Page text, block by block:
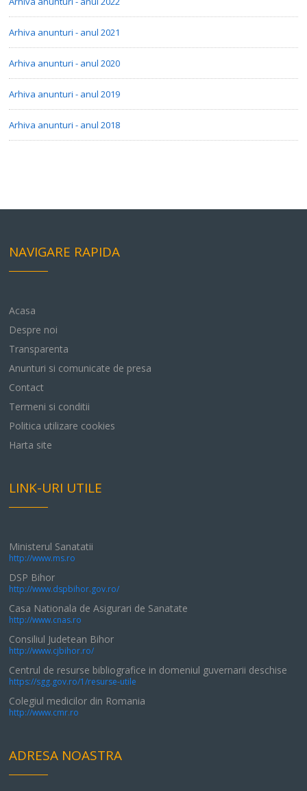
Arhiva anunturi - anul 2021
Arhiva anunturi - anul 2020
Arhiva anunturi - anul 2019
Arhiva anunturi - anul 2018
NAVIGARE RAPIDA
Acasa
Despre noi
Transparenta
Anunturi si comunicate de presa
Contact
Termeni si conditii
Politica utilizare cookies
Harta site
LINK-URI UTILE
Ministerul Sanatatii
http://www.ms.ro
DSP Bihor
http://www.dspbihor.gov.ro/
Casa Nationala de Asigurari de Sanatate
http://www.cnas.ro
Consiliul Judetean Bihor
http://www.cjbihor.ro/
Centrul de resurse bibliografice in domeniul guvernarii deschise
https://sgg.gov.ro/1/resurse-utile
Colegiul medicilor din Romania
http://www.cmr.ro
ADRESA NOASTRA